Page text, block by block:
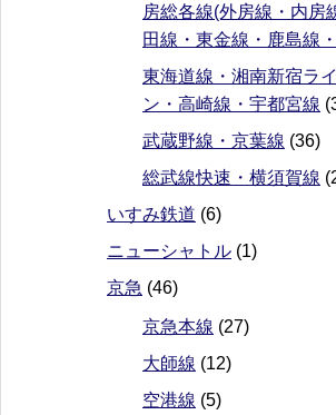
房総各線(外房線・内房
田線・東金線・鹿島線
東海道線・湘南新宿ラ
ン・高崎線・宇都宮線
武蔵野線・京葉線 (36)
総武線快速・横須賀線
いすみ鉄道 (6)
ニューシャトル (1)
京急 (46)
京急本線 (27)
大師線 (12)
空港線 (5)